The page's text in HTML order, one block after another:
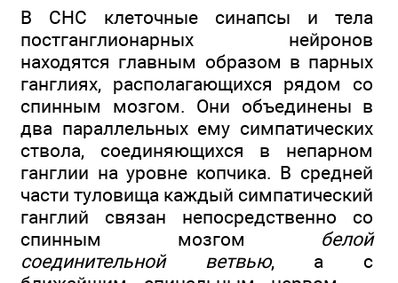
В СНС клеточные синапсы и тела
постганглионарных нейронов
находятся главным образом в парных
ганглиях, располагающихся рядом со
спинным мозгом. Они объединены в
два параллельных ему симпатических
ствола, соединяющихся в непарном
ганглии на уровне копчика. В средней
части туловища каждый симпатический
ганглий связан непосредственно со
спинным мозгом белой
соединительной ветвью, а с